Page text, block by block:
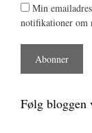
Min
notifikationer om
Følg bloggen